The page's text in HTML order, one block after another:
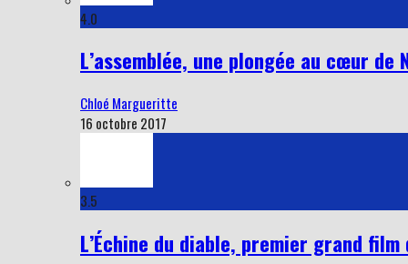
4.0
L’assemblée, une plongée au cœur de
Chloé Margueritte
16 octobre 2017
3.5
L’Échine du diable, premier grand